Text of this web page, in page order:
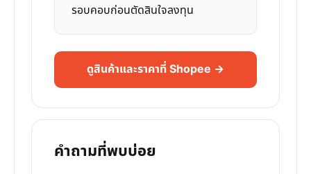
รอบคอบก่อนตัดสินใจลงทุน
ดูสินค้าและราคาที่ Shopee →
คำถามที่พบบ่อย